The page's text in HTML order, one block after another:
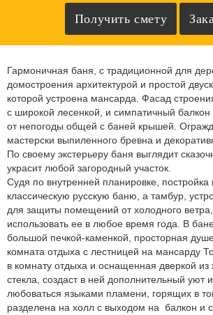
Гармоничная баня, с традиционной для
домостроения архитектурой и простой
которой устроена мансарда. Фасад
с широкой лесенкой, и симпатичный
от непогоды общей с баней крышей.
мастерски выпиленного бревна и
По своему экстерьеру баня выглядит
украсит любой загородный участок.
Судя по внутренней планировке, постройка
классическую русскую баню, а тамбур,
для защиты помещений от холодного
использовать ее в любое время года. В
большой печкой-каменкой, просторная
комната отдыха с лестницей на мансарду
в комнату отдыха и оснащенная дверкой из
стекла, создаст в ней дополнительный уют
любоваться языками пламени, горящих в
разделена на холл с выходом на балкон и